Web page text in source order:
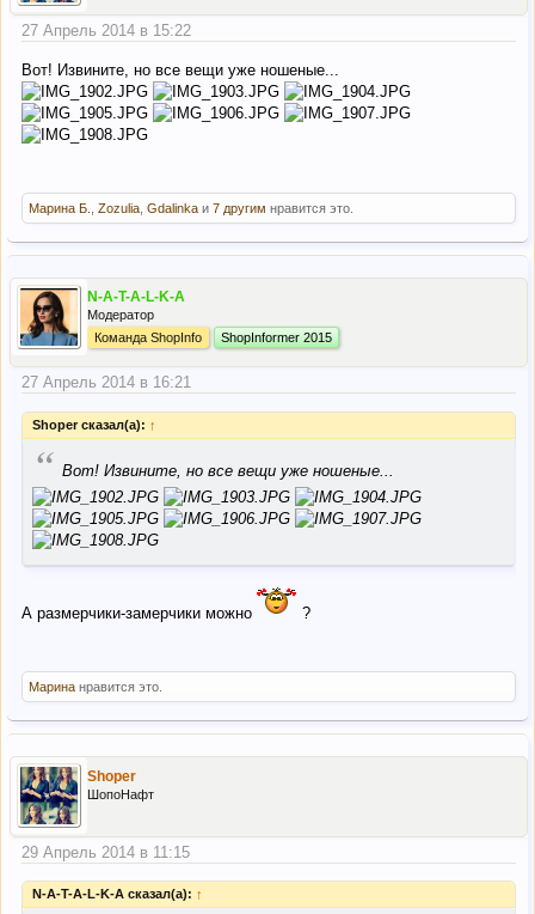
27 Апрель 2014 в 15:22
Вот! Извините, но все вещи уже ношеные...
Марина Б. Zozulia Gdalinka и 7 другим нравится это.
N-A-T-A-L-K-A
Модератор
Команда ShopInfo
ShopInformer 2015
27 Апрель 2014 в 16:21
Shoper сказал(а): ↑
“ Вот! Извините, но все вещи уже ношеные...
А размерчики-замерчики можно ?
Марина нравится это.
Shoper
ШопоНафт
29 Апрель 2014 в 11:15
N-A-T-A-L-K-A сказал(а): ↑